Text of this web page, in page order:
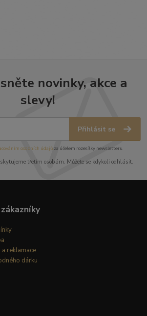
novinky, akce a
slevy!
Přihlásit se
osobních údajůza účelem rozesílky newsletteru.
třetím osobám. Můžete se kdykoli odhlásit.
a reklamace
dárku